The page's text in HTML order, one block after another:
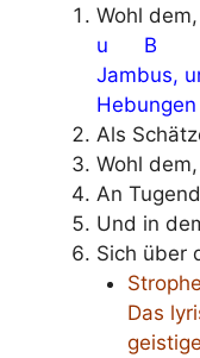
Wohl
u B
Jambus,
Hebungen
Als
Wohl
An
Und in
Sich über
Das